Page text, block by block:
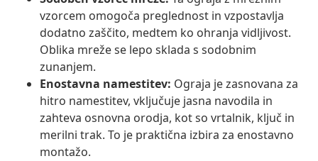
vzorcem omogoča preglednost in vzpostavlja
dodatno zaščito, medtem ko ohranja vidljivost.
Oblika mreže se lepo sklada s sodobnim
zunanjem.
Enostavna namestitev: Ograja je zasnovana za
hitro namestitev, vključuje jasna navodila in
zahteva osnovna orodja, kot so vrtalnik, ključ in
merilni trak. To je praktična izbira za enostavno
montažo.